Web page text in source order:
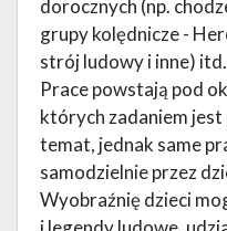
dorocznych (np.
grupy kolędnicze -
strój ludowy i inne) itd.
Prace powstają pod
których zadaniem
temat, jednak same
samodzielnie przez
Wyobraźnię dzieci